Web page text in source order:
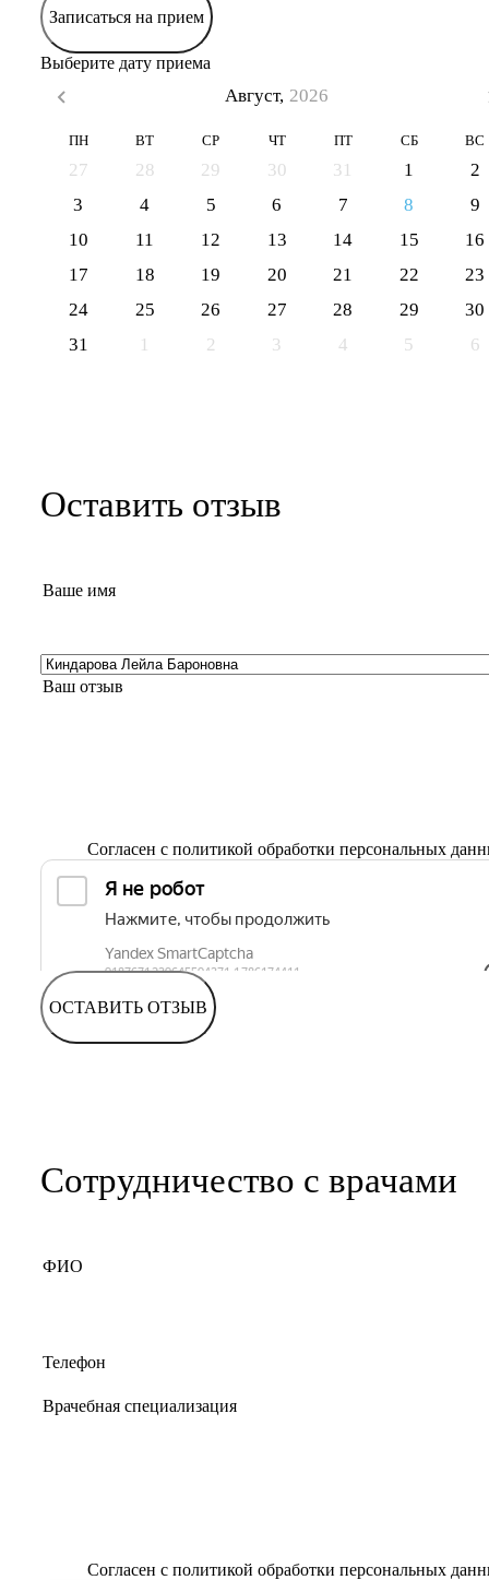
Записаться на прием
Выберите дату приема
Август, 2026
ПН ВТ СР ЧТ ПТ СБ ВС
27 28 29 30 31 1
2
3
4 5 6 7 8
9
10
11 12 13 14 15
16
17
18 19 20 21 22
23
24
25 26 27 28 29
30
31
1 2 3 4 5 6
Оставить отзыв
Согласен с политикой обработки персональных
ОСТАВИТЬ ОТЗЫВ
Сотрудничество с врачами
Согласен с политикой обработки персональных